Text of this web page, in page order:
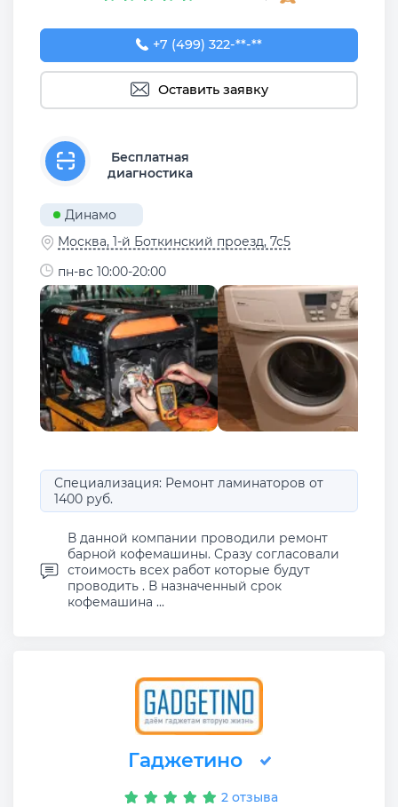
+7 (499) 322-92-75
+7 (499) 322-**-**
Оставить заявку
Бесплатная
диагностика
Динамо
Москва, 1-й Боткинский проезд, 7с5
пн-вс 10:00-20:00
Специализация: Ремонт ламинаторов от
1400 руб.
В данной компании проводили ремонт
барной кофемашины. Сразу согласовали
стоимость всех работ которые будут
проводить . В назначенный срок
кофемашина ...
Гаджетино
2 отзыва